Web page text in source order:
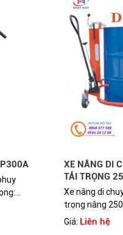
XE NÂNG DI
TẢI TRỌNG
Xe nâng di
trọng nâng 250
Giá: Liên hệ